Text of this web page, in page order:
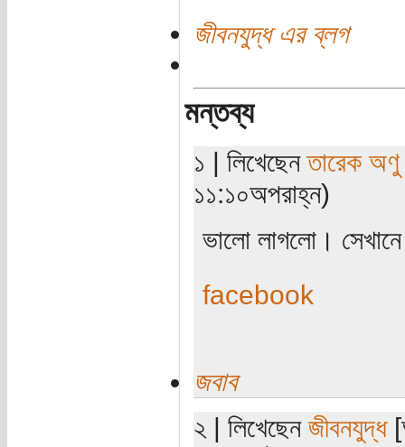
জীবনযুদ্ধ এর ব্লগ
মন্তব্য
১ | লিখেছেনতারেক অণু
১১:১০অপরাহ্ন)
ভালো লাগলো।
facebook
জবাব
২ | লিখেছেন জীবনযুদ্ধ